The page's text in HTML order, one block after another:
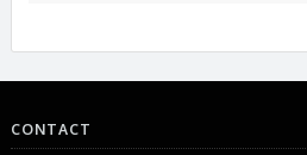
CONTACT